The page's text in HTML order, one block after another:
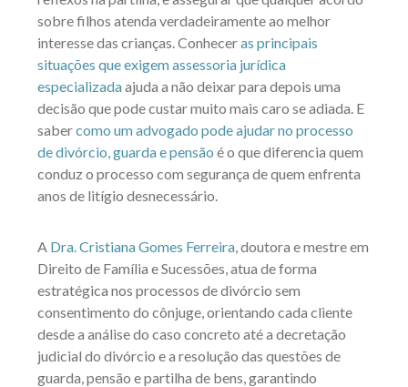
sobre filhos atenda verdadeiramente ao melhor
interesse das crianças. Conheceras principais
situações que exigem assessoria jurídica
especializadaajuda a não deixar para depois uma
decisão que pode custar muito mais caro se adiada. E
sabercomo um advogado pode ajudar no processo
de divórcio, guarda e pensão é o que diferencia quem
conduz o processo com segurança de quem enfrenta
anos de litígio desnecessário.
A Dra. Cristiana Gomes Ferreira , doutora e mestre em
Direito de Família e Sucessões, atua de forma
estratégica nos processos de divórcio sem
consentimento do cônjuge, orientando cada cliente
desde a análise do caso concreto até a decretação
judicial do divórcio e a resolução das questões de
guarda, pensão e partilha de bens, garantindo